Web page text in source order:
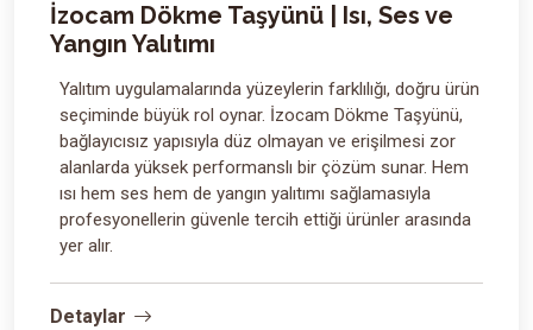
İzocam Dökme Taşyünü | Isı, Ses ve
Yangın Yalıtımı
Yalıtım uygulamalarında yüzeylerin farklılığı, doğru ürün
seçiminde büyük rol oynar. İzocam Dökme Taşyünü,
bağlayıcısız yapısıyla düz olmayan ve erişilmesi zor
alanlarda yüksek performanslı bir çözüm sunar. Hem
ısı hem ses hem de yangın yalıtımı sağlamasıyla
profesyonellerin güvenle tercih ettiği ürünler arasında
yer alır.
Detaylar